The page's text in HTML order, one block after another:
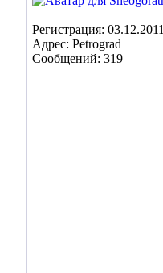
Регистрация: 03.12.2011
Адрес: Petrograd
Сообщений: 319